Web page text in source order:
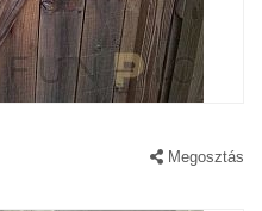
Megosztás